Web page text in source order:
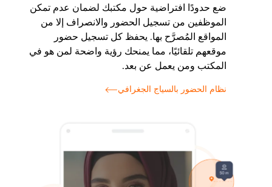
ضع حدودًا افتراضية حول مكتبك لضمان عدم تمكن
الموظفين من تسجيل الحضور والانصراف إلا من
المواقع المُصرَّح بها. يحفظ كل تسجيل حضور
موقعهم تلقائيًا، مما يمنحك رؤية واضحة لمن هو في
المكتب ومن يعمل عن بعد.
نظام الحضور بالسياج الجغرافي